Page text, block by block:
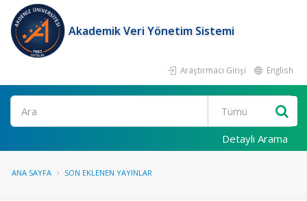
Akademik Veri Yönetim Sistemi
Araştırmacı Girişi English
Ara
Detaylı Arama
ANA SAYFA SON EKLENEN YAYINLAR